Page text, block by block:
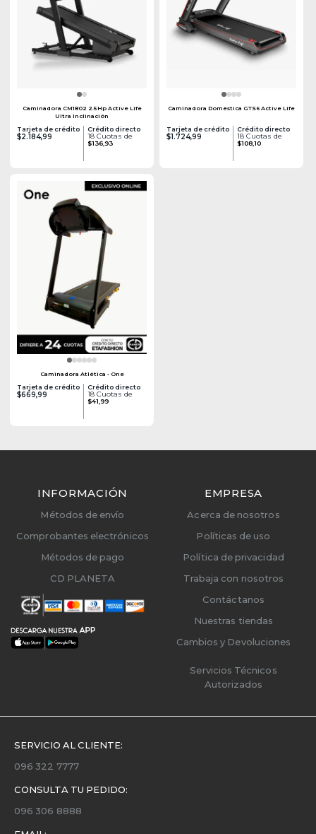
Caminadora CM1802 2.5Hp Active Life
Ultra Inclinación
Tarjeta de crédito
$2.184,99
Crédito directo
18 Cuotas de
$136,93
Caminadora Domestica GTS6 Active Life
Tarjeta de crédito
$1.724,99
Crédito directo
18 Cuotas de
$108,10
Caminadora Atlética - One
Tarjeta de crédito
$669,99
Crédito directo
18 Cuotas de
$41,99
INFORMACIÓN
Métodos de envío
Comprobantes electrónicos
Métodos de pago
CD PLANETA
EMPRESA
Acerca de nosotros
Políticas de uso
Política de privacidad
Trabaja con nosotros
Contáctanos
Nuestras tiendas
Cambios y Devoluciones
Servicios Técnicos
Autorizados
SERVICIO AL CLIENTE:
096 322 7777
CONSULTA TU PEDIDO:
096 306 8888